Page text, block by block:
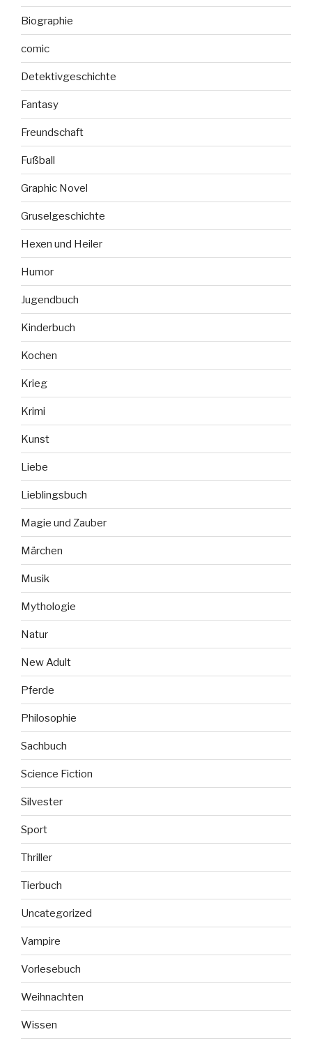
Biographie
comic
Detektivgeschichte
Fantasy
Freundschaft
Fußball
Graphic Novel
Gruselgeschichte
Hexen und Heiler
Humor
Jugendbuch
Kinderbuch
Kochen
Krieg
Krimi
Kunst
Liebe
Lieblingsbuch
Magie und Zauber
Märchen
Musik
Mythologie
Natur
New Adult
Pferde
Philosophie
Sachbuch
Science Fiction
Silvester
Sport
Thriller
Tierbuch
Uncategorized
Vampire
Vorlesebuch
Weihnachten
Wissen